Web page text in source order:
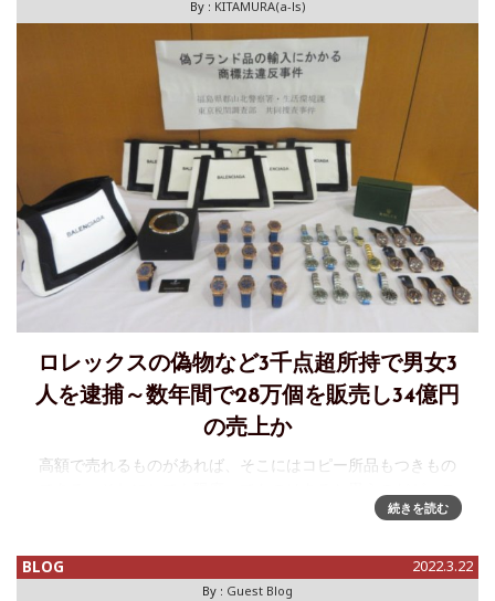
By : KITAMURA(a-ls)
ロレックスの偽物など3千点超所持で男女3
人を逮捕～数年間で28万個を販売し34億円
の売上か
高額で売れるものがあれば、そこにはコピー所品もつきもの
のたび、中国から30万個に近い偽物を輸入し、インターネッ
いた男女3人が逮捕さ
続きを読む
BLOG 2022.3.22
By : Guest Blog